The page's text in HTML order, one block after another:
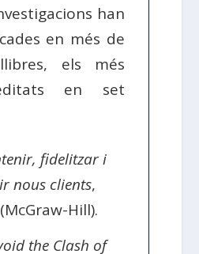
han
en més de
els més
en set
fidelitzar i
nous clients,
Hill).
the Clash of